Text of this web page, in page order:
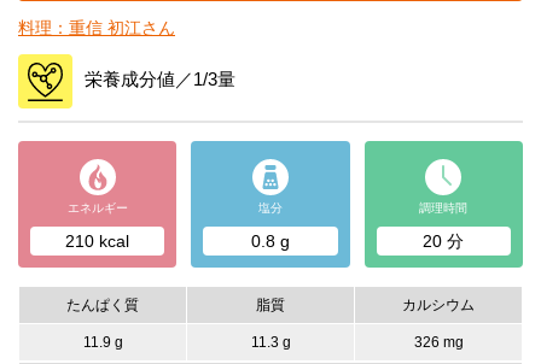
料理：重信 初江さん
栄養成分値／1/3量
エネルギー
210 kcal
塩分
0.8 g
調理時間
20 分
たんぱく質 脂質 カルシウム
11.9 g 11.3 g 326 mg